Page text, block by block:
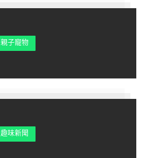
親子寵物
趣味新聞